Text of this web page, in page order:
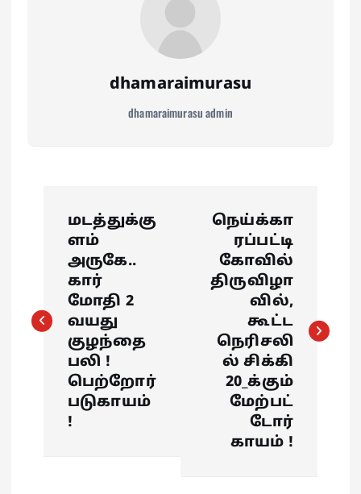
dhamaraimurasu
dhamaraimurasu admin
t
மடத்துக்கு
ளம்
அருகே..
கார்
மோதி 2
வயது
குழந்தை
பலி !
பெற்றோர்
படுகாயம்
!
நெய்க்கா
ரப்பட்டி
கோவில்
திருவிழா
வில்,
கூட்ட
நெரிசலி
ல் சிக்கி
20_க்கும்
மேற்பட்
டோர்
காயம் !